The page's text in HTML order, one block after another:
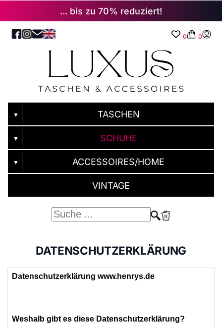
... bis zu 70% reduziert!
0 0
▼ TASCHEN
▼ SCHUHE
▼ ACCESSOIRES/HOME
VINTAGE
DATENSCHUTZERKLÄRUNG